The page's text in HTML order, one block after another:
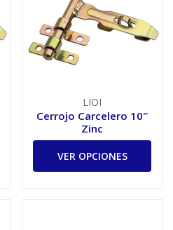
LIOI
Cerrojo Carcelero 10″
Zinc
VER OPCIONES